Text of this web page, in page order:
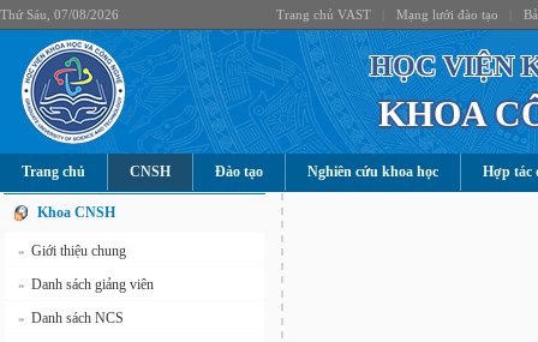
Thứ Sáu, 07/08/2026 Trang chủ VAST Mạng lưới đào tạo
HỌC VIỆN
KHOA
Trang chủ CNSH Đào tạo Nghiên cứu khoa học Hợp tác
Khoa CNSH
» Giới thiệu chung
» Danh sách giảng viên
» Danh sách NCS